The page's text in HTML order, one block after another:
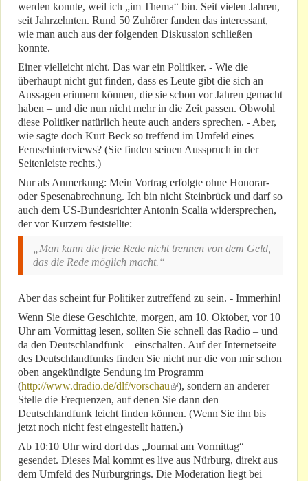
werden konnte, weil ich „im Thema“ bin. Seit vielen Jahren,
seit Jahrzehnten. Rund 50 Zuhörer fanden das interessant,
wie man auch aus der folgenden Diskussion schließen
konnte.
Einer vielleicht nicht. Das war ein Politiker. - Wie die
überhaupt nicht gut finden, dass es Leute gibt die sich an
Aussagen erinnern können, die sie schon vor Jahren gemacht
haben – und die nun nicht mehr in die Zeit passen. Obwohl
diese Politiker natürlich heute auch anders sprechen. - Aber,
wie sagte doch Kurt Beck so treffend im Umfeld eines
Fernsehinterviews? (Sie finden seinen Ausspruch in der
Seitenleiste rechts.)
Nur als Anmerkung: Mein Vortrag erfolgte ohne Honorar-
oder Spesenabrechnung. Ich bin nicht Steinbrück und darf so
auch dem US-Bundesrichter Antonin Scalia widersprechen,
der vor Kurzem feststellte:
„Man kann die freie Rede nicht trennen von dem Geld,
das die Rede möglich macht.“
Aber das scheint für Politiker zutreffend zu sein. - Immerhin!
Wenn Sie diese Geschichte, morgen, am 10. Oktober, vor 10
Uhr am Vormittag lesen, sollten Sie schnell das Radio – und
da den Deutschlandfunk – einschalten. Auf der Internetseite
des Deutschlandfunks finden Sie nicht nur die von mir schon
oben angekündigte Sendung im Programm
(http://www.dradio.de/dlf/vorschau(link is external)
), sondern an anderer
Stelle die Frequenzen, auf denen Sie dann den
Deutschlandfunk leicht finden können. (Wenn Sie ihn bis
jetzt noch nicht fest eingestellt hatten.)
Ab 10:10 Uhr wird dort das „Journal am Vormittag“
gesendet. Dieses Mal kommt es live aus Nürburg, direkt aus
dem Umfeld des Nürburgrings. Die Moderation liegt bei